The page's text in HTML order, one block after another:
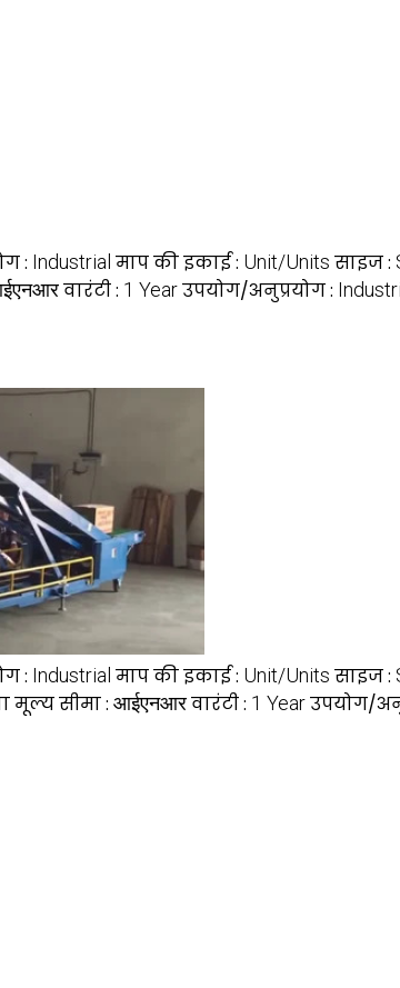
: Industrial माप की इकाई : Unit/Units साइज :
वारंटी : 1 Yearउपयोग/अनुप्रयोग :
: Industrial माप की इकाई : Unit/Units साइज :
मूल्य सीमा : आईएनआरवारंटी : 1 Yearउपयोग/